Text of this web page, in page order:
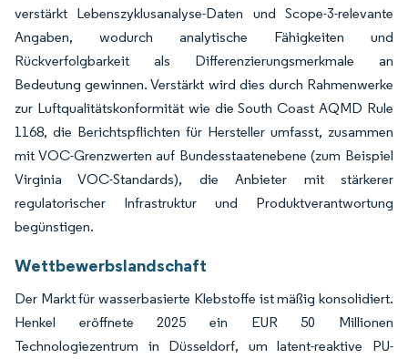
verstärkt Lebenszyklusanalyse-Daten und Scope-3-relevante
Angaben, wodurch analytische Fähigkeiten und
Rückverfolgbarkeit als Differenzierungsmerkmale an
Bedeutung gewinnen. Verstärkt wird dies durch Rahmenwerke
zur Luftqualitätskonformität wie die South Coast AQMD Rule
1168, die Berichtspflichten für Hersteller umfasst, zusammen
mit VOC-Grenzwerten auf Bundesstaatenebene (zum Beispiel
Virginia VOC-Standards), die Anbieter mit stärkerer
regulatorischer Infrastruktur und Produktverantwortung
begünstigen.
Wettbewerbslandschaft
Der Markt für wasserbasierte Klebstoffe ist mäßig konsolidiert.
Henkel eröffnete 2025 ein EUR 50 Millionen
Technologiezentrum in Düsseldorf, um latent-reaktive PU-